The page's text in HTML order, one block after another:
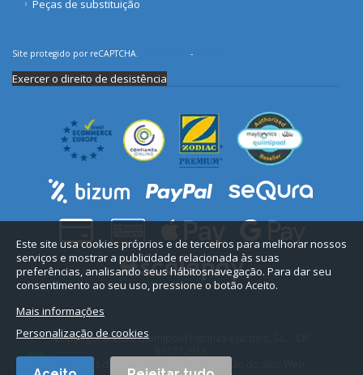
Peças de substituição
Este site usa cookies próprios e de terceiros para melhorar nossos
serviços e mostrar a publicidade relacionada às suas
preferências, analisando seus hábitosnavegação. Para dar seu
consentimento ao seu uso, pressione o botão Aceito.
Mais informações
Personalização de cookies
Site protegido por reCAPTCHA. -
Exercer o direito de desistência
Copyright © 2026 Quimipool Piscinas e Jardins, S.L. - CIF